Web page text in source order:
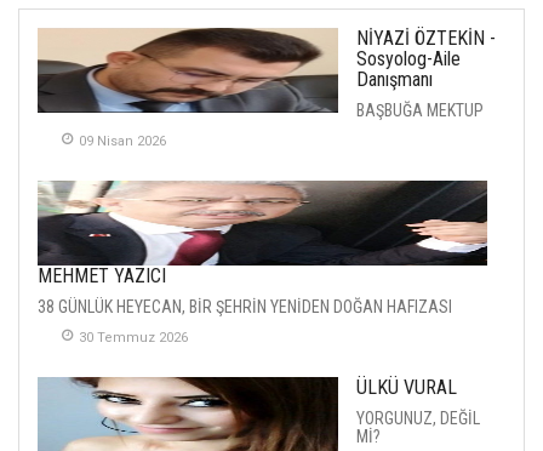
NİYAZİ ÖZTEKİN -
Sosyolog-Aile
Danışmanı
BAŞBUĞA MEKTUP
09 Nisan 2026
MEHMET YAZICI
38 GÜNLÜK HEYECAN, BİR ŞEHRİN YENİDEN DOĞAN HAFIZASI
30 Temmuz 2026
ÜLKÜ VURAL
YORGUNUZ, DEĞİL
Mİ?